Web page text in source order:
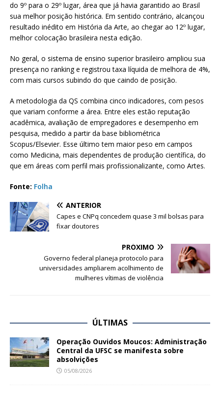
do 9º para o 29º lugar, área que já havia garantido ao Brasil
sua melhor posição histórica. Em sentido contrário, alcançou
resultado inédito em História da Arte, ao chegar ao 12º lugar,
melhor colocação brasileira nesta edição.
No geral, o sistema de ensino superior brasileiro ampliou sua
presença no ranking e registrou taxa líquida de melhora de 4%,
com mais cursos subindo do que caindo de posição.
A metodologia da QS combina cinco indicadores, com pesos
que variam conforme a área. Entre eles estão reputação
acadêmica, avaliação de empregadores e desempenho em
pesquisa, medido a partir da base bibliométrica
Scopus/Elsevier. Esse último tem maior peso em campos
como Medicina, mais dependentes de produção científica, do
que em áreas com perfil mais profissionalizante, como Artes.
Fonte: Folha
ANTERIOR
Capes e CNPq concedem quase 3 mil bolsas para
fixar doutores
PRÓXIMO
Governo federal planeja protocolo para
universidades ampliarem acolhimento de
mulheres vítimas de violência
ÚLTIMAS
Operação Ouvidos Moucos: Administração
Central da UFSC se manifesta sobre
absolvições
05/08/2026